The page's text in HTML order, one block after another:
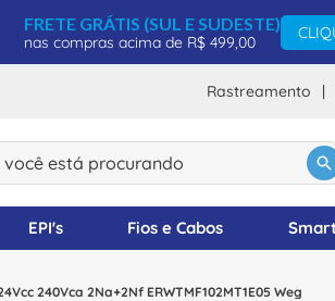
FRETE GRÁTIS (SUL E SUDESTE)
nas compras acima de R$ 499,00
Rastreamento
está procurando
EPI's Fios e Cabos
240Vca 2Na+2Nf ERWTMF102MT1E05 Weg